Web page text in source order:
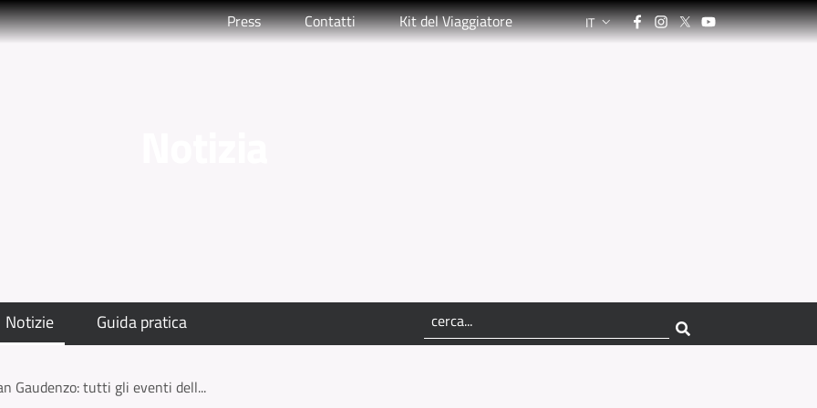
Press Contatti Kit del Viaggiatore LANGUAGE SWITCHER: CURRENT
IT Facebook
Instagram
TwitterYouTube
Notizie Guida pratica
Gaudenzo: tutti gli eventi dell...